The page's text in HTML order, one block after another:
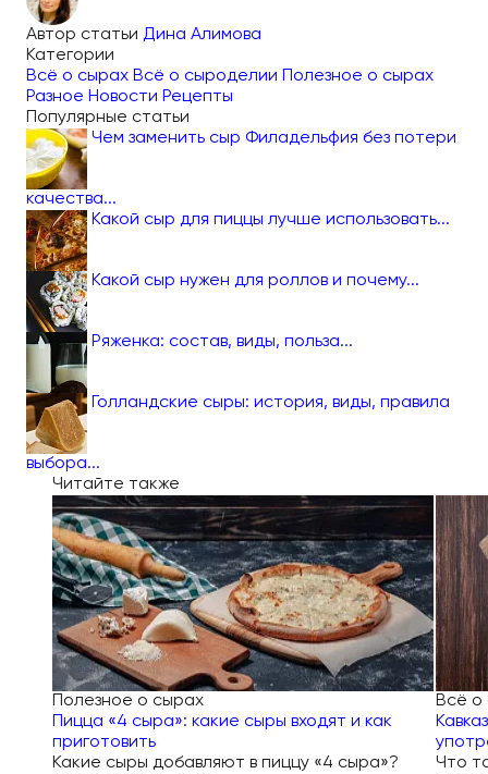
Автор статьи Дина Алимова
Категории
Всё о сырах Всё о сыроделии
Полезное о сырах
Разное Новости Рецепты
Популярные статьи
Чем заменить сыр Филадельфия без потери
качества...
Какой сыр для пиццы лучше использовать...
Какой сыр нужен для роллов и почему...
Ряженка: состав, виды, польза...
Голландские сыры: история, виды, правила
выбора...
Читайте также
Полезное о сырах
Пицца «4 сыра»: какие сыры входят и как
приготовить
Какие сыры добавляют в пиццу «4 сыра»?
Всё о
Что